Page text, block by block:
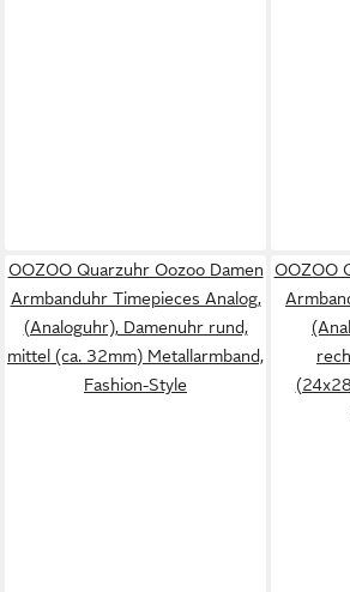
OOZOO Quarzuhr Oozoo Damen
Armbanduhr Timepieces Analog,
(Analoguhr), Damenuhr rund,
mittel (ca. 32mm) Metallarmband,
Fashion-Style
OOZOO